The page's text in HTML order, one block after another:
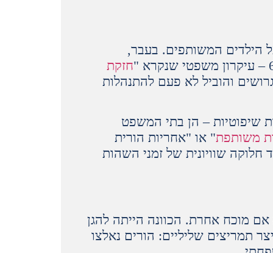
הילדים המשותפים. בעבר,
חזקת
והוביל לא פעם להתנהלות
שיפוטיות – הן בתי המשפט
משותפת" או "אחריות הורית
שוויונית של זמני השהות
מוכח אחרת. הכוונה הייתה להגן
תמריצים שליליים: הורים נאלצו